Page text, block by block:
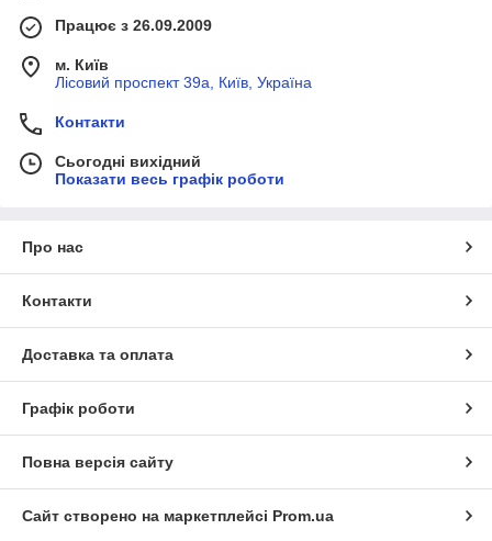
Працює з 26.09.2009
м. Київ
Лісовий проспект 39а, Київ, Україна
Контакти
Сьогодні вихідний
Показати весь графік роботи
Про нас
Контакти
Доставка та оплата
Графік роботи
Повна версія сайту
Сайт створено на маркетплейсі Prom.ua